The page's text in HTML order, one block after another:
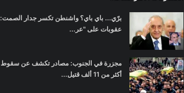
برّي... باي باي؟ واشنطن تكسر جدار الصمت:
عقوبات على "عر...
مجزرة في الجنوب: مصادر تكشف عن سقوط
أكثر من 11 ألف قتيل...